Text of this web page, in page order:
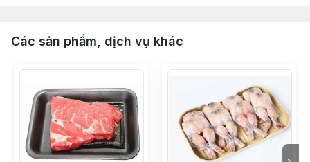
Các sản phẩm, dịch vụ khác